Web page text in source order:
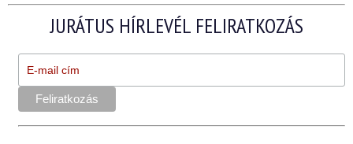
JURÁTUS HÍRLEVÉL FELIRATKOZÁS